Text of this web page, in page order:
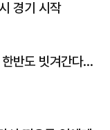
경기 시작
반도 빗겨간다…